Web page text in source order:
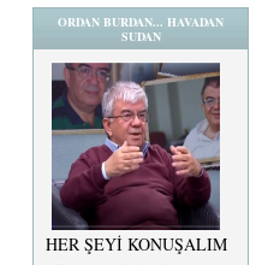
ORDAN BURDAN... HAVADAN
SUDAN
HER ŞEYİ KONUŞALIM